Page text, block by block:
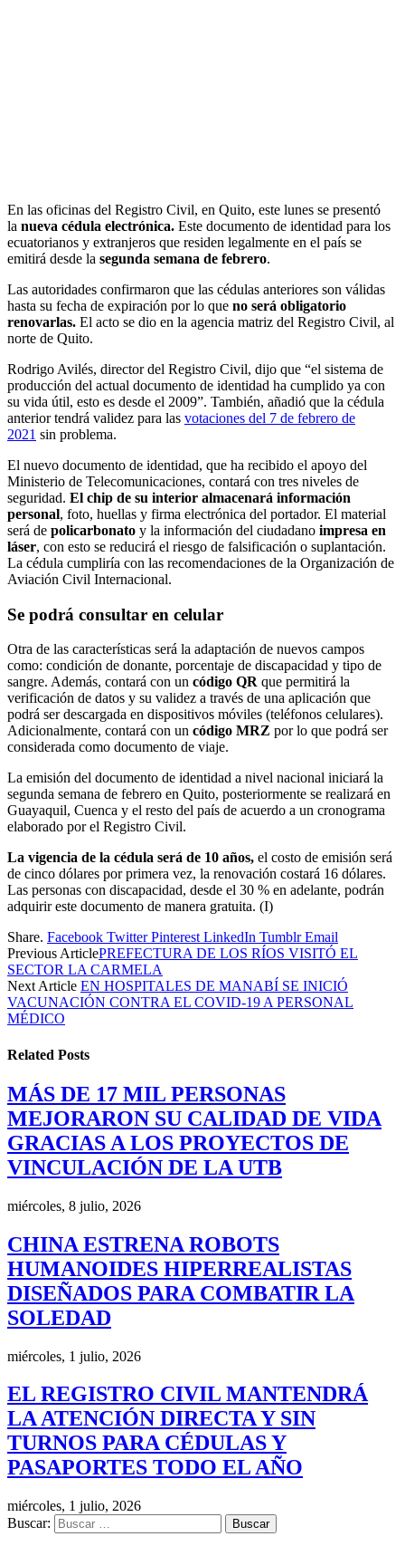
En las oficinas del Registro Civil, en Quito, este lunes se presentó
la nueva cédula electrónica. Este documento de identidad para los
ecuatorianos y extranjeros que residen legalmente en el país se
emitirá desde la segunda semana de febrero.
Las autoridades confirmaron que las cédulas anteriores son válidas
hasta su fecha de expiración por lo que no será obligatorio
renovarlas. El acto se dio en la agencia matriz del Registro Civil, al
norte de Quito.
Rodrigo Avilés, director del Registro Civil, dijo que “el sistema de
producción del actual documento de identidad ha cumplido ya con
su vida útil, esto es desde el 2009”. También, añadió que la cédula
anterior tendrá validez para las votaciones del 7 de febrero de
2021 sin problema.
El nuevo documento de identidad, que ha recibido el apoyo del
Ministerio de Telecomunicaciones, contará con tres niveles de
seguridad. El chip de su interior almacenará información
personal, foto, huellas y firma electrónica del portador. El material
será de policarbonato y la información del ciudadano impresa en
láser, con esto se reducirá el riesgo de falsificación o suplantación.
La cédula cumpliría con las recomendaciones de la Organización de
Aviación Civil Internacional.
Se podrá consultar en celular
Otra de las características será la adaptación de nuevos campos
como: condición de donante, porcentaje de discapacidad y tipo de
sangre. Además, contará con un código QR que permitirá la
verificación de datos y su validez a través de una aplicación que
podrá ser descargada en dispositivos móviles (teléfonos celulares).
Adicionalmente, contará con un código MRZ por lo que podrá ser
considerada como documento de viaje.
La emisión del documento de identidad a nivel nacional iniciará la
segunda semana de febrero en Quito, posteriormente se realizará en
Guayaquil, Cuenca y el resto del país de acuerdo a un cronograma
elaborado por el Registro Civil.
La vigencia de la cédula será de 10 años, el costo de emisión será
de cinco dólares por primera vez, la renovación costará 16 dólares.
Las personas con discapacidad, desde el 30 % en adelante, podrán
adquirir este documento de manera gratuita. (I)
Share. Facebook Twitter Pinterest LinkedIn Tumblr Email
Previous ArticlePREFECTURA DE LOS RÍOS VISITÓ EL
SECTOR LA CARMELA
Next Article EN HOSPITALES DE MANABÍ SE INICIÓ
VACUNACIÓN CONTRA EL COVID-19 A PERSONAL
MÉDICO
Related Posts
MÁS DE 17 MIL PERSONAS
MEJORARON SU CALIDAD DE VIDA
GRACIAS A LOS PROYECTOS DE
VINCULACIÓN DE LA UTB
miércoles, 8 julio, 2026
CHINA ESTRENA ROBOTS
HUMANOIDES HIPERREALISTAS
DISEÑADOS PARA COMBATIR LA
SOLEDAD
miércoles, 1 julio, 2026
EL REGISTRO CIVIL MANTENDRÁ
LA ATENCIÓN DIRECTA Y SIN
TURNOS PARA CÉDULAS Y
PASAPORTES TODO EL AÑO
miércoles, 1 julio, 2026
Buscar: